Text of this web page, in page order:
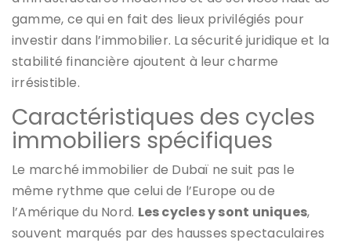
gamme, ce qui en fait des lieux privilégiés pour
investir dans l’immobilier. La sécurité juridique et la
stabilité financière ajoutent à leur charme
irrésistible.
Caractéristiques des cycles
immobiliers spécifiques
Le marché immobilier de Dubaï ne suit pas le
même rythme que celui de l’Europe ou de
l’Amérique du Nord. Les cycles y sont uniques,
souvent marqués par des hausses spectaculaires